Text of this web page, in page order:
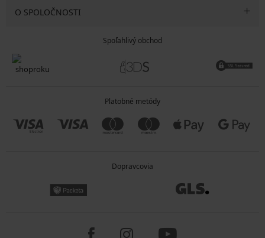
O SPOLOČNOSTI
Spoľahlivý obchod
Platobné metódy
Dopravcovia